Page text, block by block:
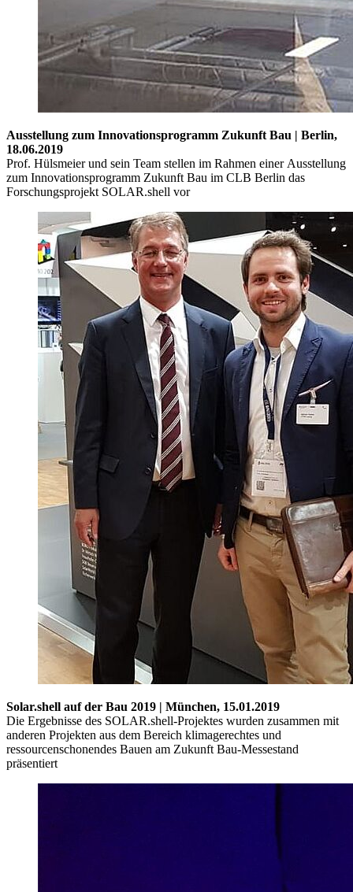
Ausstellung zum Innovationsprogramm Zukunft Bau | Berlin,
18.06.2019
Prof. Hülsmeier und sein Team stellen im Rahmen einer Ausstellung
zum Innovationsprogramm Zukunft Bau im CLB Berlin das
Forschungsprojekt SOLAR.shell vor
Solar.shell auf der Bau 2019 | München, 15.01.2019
Die Ergebnisse des SOLAR.shell-Projektes wurden zusammen mit
anderen Projekten aus dem Bereich klimagerechtes und
ressourcenschonendes Bauen am Zukunft Bau-Messestand
präsentiert